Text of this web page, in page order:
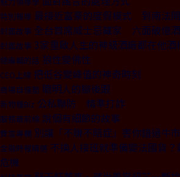
特別報導 最接近富豪的度假模式 到南法
封面故事 全台首席威士忌藏家 六面破億酒
封面故事 3家重啟人生的神級酒廠都在他酒
總編輯的話 狼性變佛性
CEO上線 把低谷變峰值的神奇時刻
商場自慢塾 聰明人的腳後跟
新物種Biz 公私聯防 精準打詐
服務最前線 說個有細節的故事
費雪專欄 別讓「不賺不賠症」害你錯過牛市
金融時報精選 不換人接班就準備變法國貨
危機